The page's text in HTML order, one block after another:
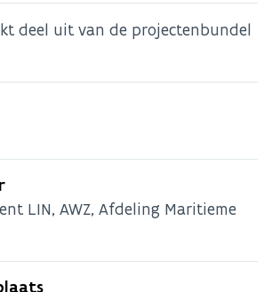
deel uit van de projectenbundel
LIN, AWZ, Afdeling Maritieme